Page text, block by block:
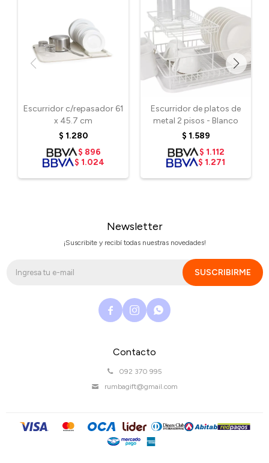
Escurridor c/repasador 61
x 45.7 cm
$ 1.280
$ 896
$ 1.024
Escurridor de platos de
metal 2 pisos - Blanco
$ 1.589
$ 1.112
$ 1.271
Contacto
092 370 995
rumbagift@gmail.com
Newsletter
¡Suscribite y recibí todas nuestras novedades!
SUSCRIBIRME
  